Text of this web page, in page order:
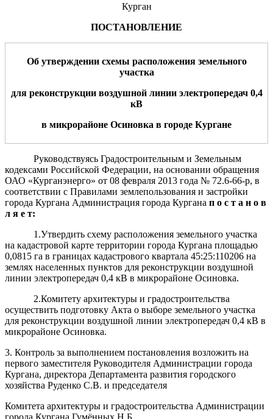
Курган
ПОСТАНОВЛЕНИЕ
Об утверждении схемы расположения земельного
участка
для реконструкции воздушной линии электропередач 0,4
кВ
в микрорайоне Осиновка в городе Кургане
Руководствуясь Градостроительным и Земельным
кодексами Российской Федерации, на основании обращения
ОАО «Курганэнерго» от 08 февраля 2013 года № 72.6-66-р, в
соответствии с Правилами землепользования и застройки
города Кургана Администрация города Кургана п о с т а н о в
л я е т:
1.Утвердить схему расположения земельного участка
на кадастровой карте территории города Кургана площадью
0,0815 га в границах кадастрового квартала 45:25:110206 на
землях населенных пунктов для реконструкции воздушной
линии электропередач 0,4 кВ в микрорайоне Осиновка.
2.Комитету архитектуры и градостроительства
осуществить подготовку Акта о выборе земельного участка
для реконструкции воздушной линии электропередач 0,4 кВ в
микрорайоне Осиновка.
3. Контроль за выполнением постановления возложить на
первого заместителя Руководителя Администрации города
Кургана, директора Департамента развития городского
хозяйства Руденко С.В. и председателя
Комитета архитектуры и градостроительства Администрации
города Кургана Гумённых Н.Б.